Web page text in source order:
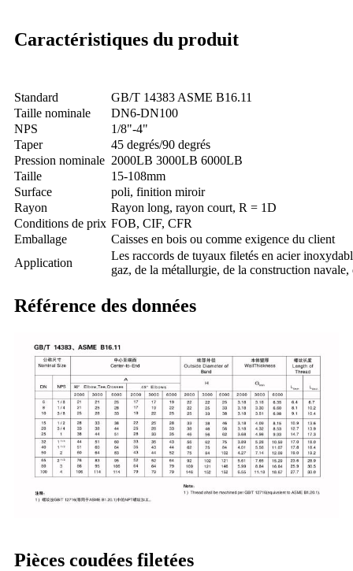
Caractéristiques du produit
Standard
GB/T 14383 ASME B16.11
Taille nominale
DN6-DN100
NPS
1/8"-4"
Taper
45 degrés/90 degrés
Pression nominale 2000LB 3000LB 6000LB
Taille
15-108mm
Surface
poli, finition miroir
Rayon
Rayon long, rayon court, R = 1D
Conditions de prix FOB, CIF, CFR
Emballage
Caisses en bois ou comme exigence du client
Application
Les raccords de tuyaux filetés en acier
gaz, de la métallurgie, de la construction
Référence des données
Pièces coudées filetées